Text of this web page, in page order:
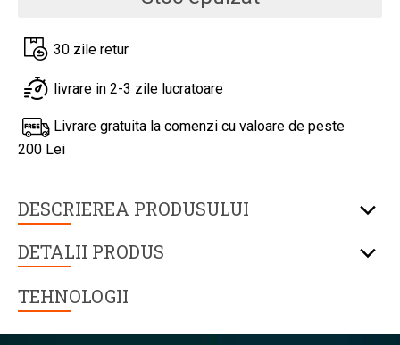
DESCRIEREA PRODUSULUI
DETALII PRODUS
TEHNOLOGII
30 zile retur
livrare in 2-3 zile lucratoare
Livrare gratuita la comenzi cu valoare de peste
200 Lei